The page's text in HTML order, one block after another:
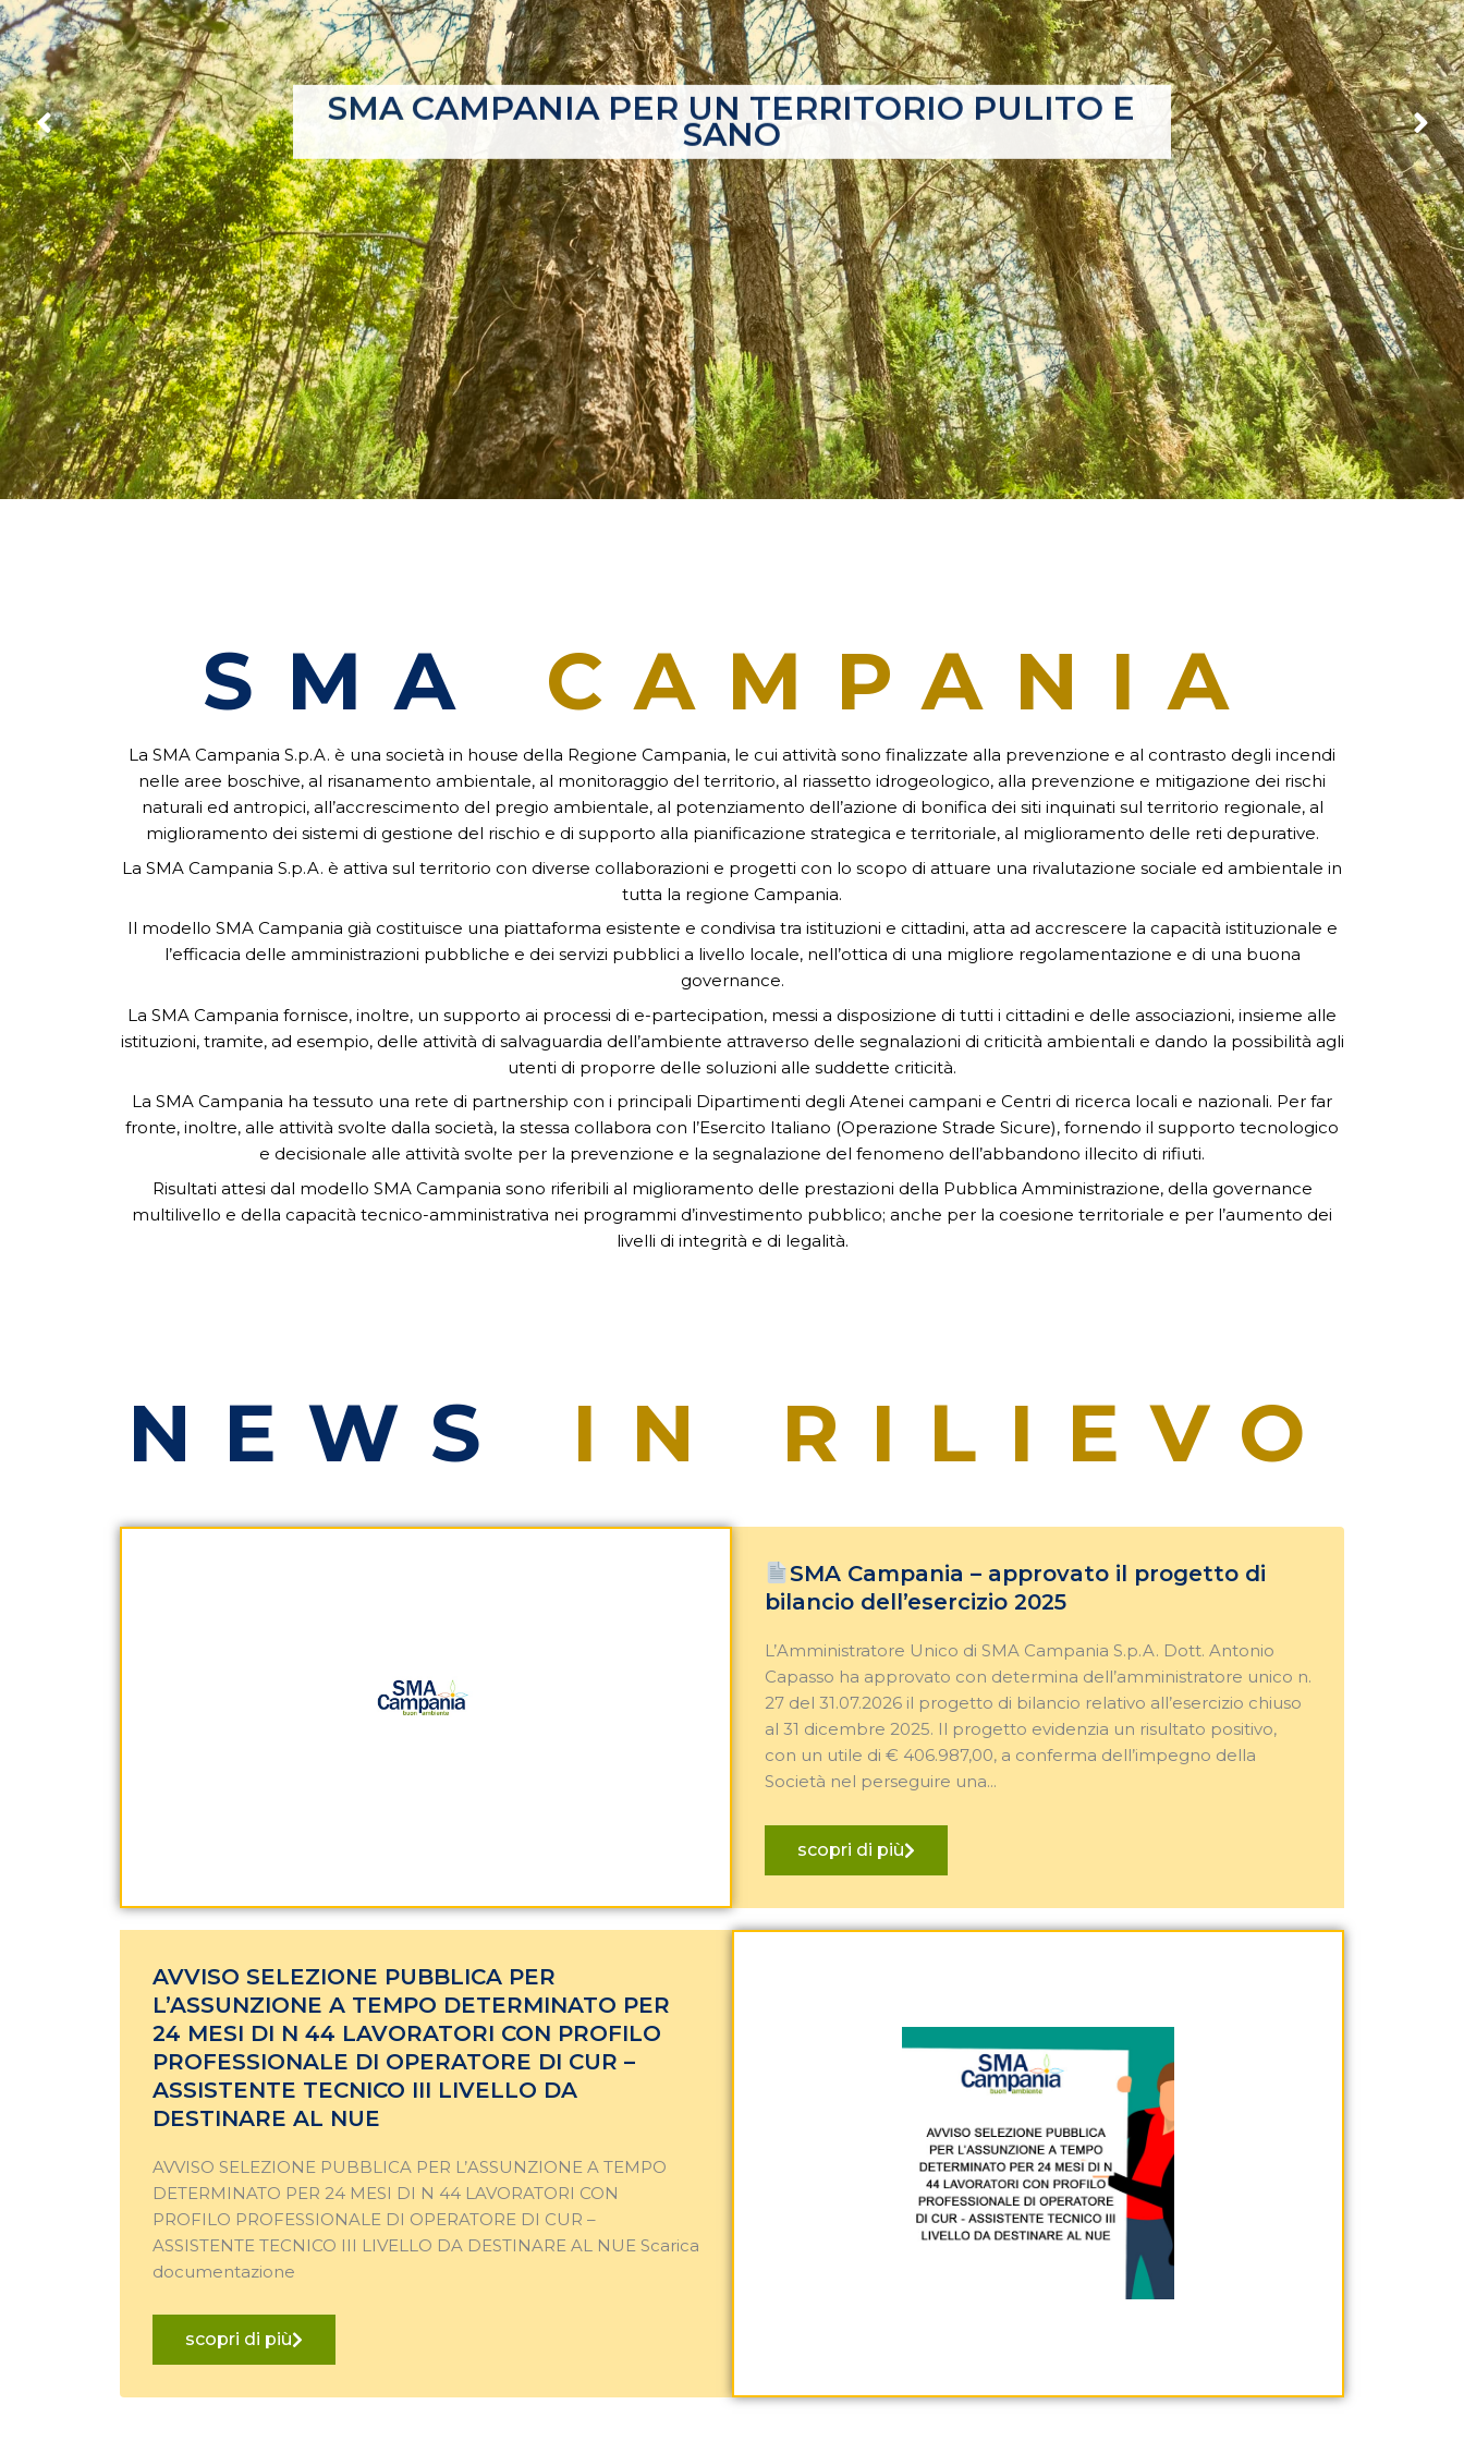
SMA CAMPANIA PER UN TERRITORIO PULITO E
SANO
SMA CAMPANIA
La SMA Campania S.p.A. è una società in house della Regione Campania, le cui attività sono finalizzate alla prevenzione e al contrasto degli incendi
nelle aree boschive, al risanamento ambientale, al monitoraggio del territorio, al riassetto idrogeologico, alla prevenzione e mitigazione dei rischi
naturali ed antropici, all’accrescimento del pregio ambientale, al potenziamento dell’azione di bonifica dei siti inquinati sul territorio regionale, al
miglioramento dei sistemi di gestione del rischio e di supporto alla pianificazione strategica e territoriale, al miglioramento delle reti depurative.
La SMA Campania S.p.A. è attiva sul territorio con diverse collaborazioni e progetti con lo scopo di attuare una rivalutazione sociale ed ambientale in
tutta la regione Campania.
Il modello SMA Campania già costituisce una piattaforma esistente e condivisa tra istituzioni e cittadini, atta ad accrescere la capacità istituzionale e
l’efficacia delle amministrazioni pubbliche e dei servizi pubblici a livello locale, nell’ottica di una migliore regolamentazione e di una buona
governance.
La SMA Campania fornisce, inoltre, un supporto ai processi di e-partecipation, messi a disposizione di tutti i cittadini e delle associazioni, insieme alle
istituzioni, tramite, ad esempio, delle attività di salvaguardia dell’ambiente attraverso delle segnalazioni di criticità ambientali e dando la possibilità agli
utenti di proporre delle soluzioni alle suddette criticità.
La SMA Campania ha tessuto una rete di partnership con i principali Dipartimenti degli Atenei campani e Centri di ricerca locali e nazionali. Per far
fronte, inoltre, alle attività svolte dalla società, la stessa collabora con l’Esercito Italiano (Operazione Strade Sicure), fornendo il supporto tecnologico
e decisionale alle attività svolte per la prevenzione e la segnalazione del fenomeno dell’abbandono illecito di rifiuti.
Risultati attesi dal modello SMA Campania sono riferibili al miglioramento delle prestazioni della Pubblica Amministrazione, della governance
multilivello e della capacità tecnico-amministrativa nei programmi d’investimento pubblico; anche per la coesione territoriale e per l’aumento dei
livelli di integrità e di legalità.
NEWS IN RILIEVO
SMA Campania – approvato il progetto di
bilancio dell’esercizio 2025
L’Amministratore Unico di SMA Campania S.p.A. Dott. Antonio
Capasso ha approvato con determina dell’amministratore unico n.
27 del 31.07.2026 il progetto di bilancio relativo all’esercizio chiuso
al 31 dicembre 2025. Il progetto evidenzia un risultato positivo,
con un utile di € 406.987,00, a conferma dell’impegno della
Società nel perseguire una...
scopri di più
AVVISO SELEZIONE PUBBLICA PER
L’ASSUNZIONE A TEMPO DETERMINATO PER
24 MESI DI N 44 LAVORATORI CON PROFILO
PROFESSIONALE DI OPERATORE DI CUR –
ASSISTENTE TECNICO III LIVELLO DA
DESTINARE AL NUE
AVVISO SELEZIONE PUBBLICA PER L’ASSUNZIONE A TEMPO
DETERMINATO PER 24 MESI DI N 44 LAVORATORI CON
PROFILO PROFESSIONALE DI OPERATORE DI CUR –
ASSISTENTE TECNICO III LIVELLO DA DESTINARE AL NUE Scarica
documentazione
scopri di più